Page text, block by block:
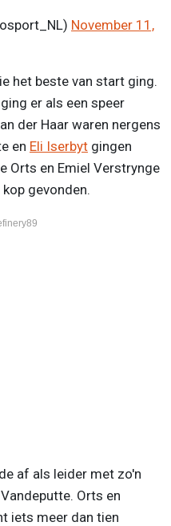
November 11,
het beste van start ging.
er als een speer
der Haar waren nergens
en Eli Iserbyt gingen
Orts en Emiel Verstrynge
gevonden.
af als leider met zo'n
Orts en
iets meer dan tien